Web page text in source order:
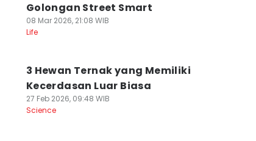
Golongan Street Smart
08 Mar 2026, 21:08 WIB
Life
3 Hewan Ternak yang Memiliki
Kecerdasan Luar Biasa
27 Feb 2026, 09:48 WIB
Science